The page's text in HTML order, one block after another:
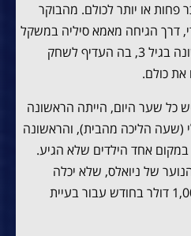
ב-24 ביוני 1987 מוכר פחות או יותר לכולם. מהבוקר
דרך הגיחה מאמא סיליה במשקל
3 קילוגרמים ועד לפעם הראשונה בגיל 3, בה העדיף לשחק
את כולם.
כל שער היום, הייתה הראשונה
(שעה הליכה מהבית), והראשונה
אחד הילדים שלא הגיע.
של ניואלס, שלא יכלה
להרשות לעצמה טיפול של 1,000 דולר בחודש עבור בעיית